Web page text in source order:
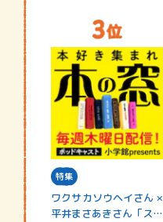
特集
ワクサカソウヘイさん ×
平井まさあきさん「スペ